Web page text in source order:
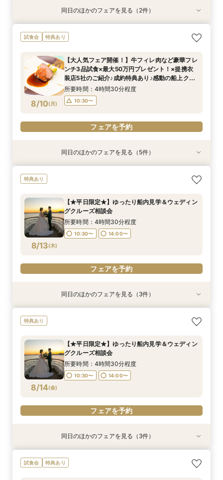
8/9(日)
【★土日限定★】ゆったり船内見学＆ウェディン
グクルーズ相談会
9:00〜
10:30〜
15:00〜
フェアを予約
8/9(日)
【＃海が見える】船上フォトウェディングが熱
い！フォト相談会
9:00〜 10:30〜
フェアを予約
同日のほかのフェアを見る（2件）
試食会 特典あり
8/10(月)
【大人気フェア開催！】牛フィレ肉など豪華フレ
ンチ3品試食×最大50万円プレゼント！×提携衣
装店5社のご紹介♪成約特典あり♪感動の船上ク
ルーズ体験★型にはまらない特別な結婚式をお考
えの方必見！
所要時間：4時間30分程度
10:30〜
フェアを予約
8/10(月)
【★平日限定★】ゆったり船内見学＆ウェディン
10:30〜 14:00〜
8/10(月)
【少人数での結婚式にオススメ！】じっくりご見
9:00〜
10:30〜
15:00〜
特典あり
8/10(月)
【特別開催！】《無料》で牛フィレ等フレンチ試
10:30〜
特典あり
8/10(月)
【期間限定特別開催！】《無料》で牛フィレ等フ
15:00〜
8/10(月)
【オンライン相談会】お手軽３Dウォークでご見
10:30〜 13:00〜
同日のほかのフェアを見る（5件）
特典あり
8/13(木)
【★平日限定★】ゆったり船内見学＆ウェディン
グクルーズ相談会
所要時間：4時間30分程度
10:30〜 14:00〜
フェアを予約
8/13(木)
【少人数での結婚式にオススメ！】じっくりご見
9:00〜
10:30〜
15:00〜
特典あり
8/13(木)
幸せの航海を♪【スイーツ×５０分クルーズ】１件
13:30〜
8/13(木)
【オンライン相談会】お手軽３Dウォークでご見
10:30〜 13:00〜
同日のほかのフェアを見る（3件）
特典あり
8/14(金)
【★平日限定★】ゆったり船内見学＆ウェディン
グクルーズ相談会
所要時間：4時間30分程度
10:30〜 14:00〜
フェアを予約
【少人数での結婚式にオススメ！】じっくりご見
学×アットホームパーティー相談フェア
【＃海が見える】船上フォトウェディングが熱
い！フォト相談会
【オンライン相談会】お手軽３Dウォークでご見
学♪運命の会場がここに・・★
同日のほかのフェアを見る（3件）
試食会 特典あり